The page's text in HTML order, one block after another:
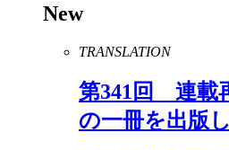
New
TRANSLATION
第341回 連載
の一冊を出版